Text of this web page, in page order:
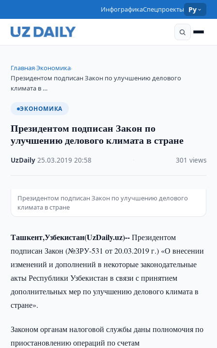
ИнфографикаСпецпроекты Ру
Главная›Экономика›
Президентом подписан Закон по улучшению делового
климата в …
ЭКОНОМИКА
Президентом подписан Закон по
улучшению делового климата в стране
UzDaily ·25.03.2019 ·20:58 301 views
Президентом подписан Закон по улучшению делового
климата в стране
Ташкент,Узбекистан(UzDaily.uz)--Президентом
подписан Закон (№ЗРУ-531 от 20.03.2019 г.) «О внесении
изменений и дополнений в некоторые законодательные
акты Республики Узбекистан в связи с принятием
дополнительных мер по улучшению делового климата в
стране».
Законом органам налоговой службы даны полномочия по
приостановлению операций по счетам